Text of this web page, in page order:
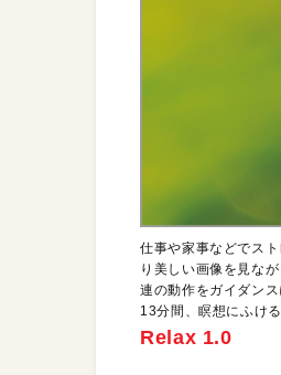
仕事や家事などでス
り美しい画像を見な
連の動作をガイダン
13分間、瞑想にふけ
Relax 1.0